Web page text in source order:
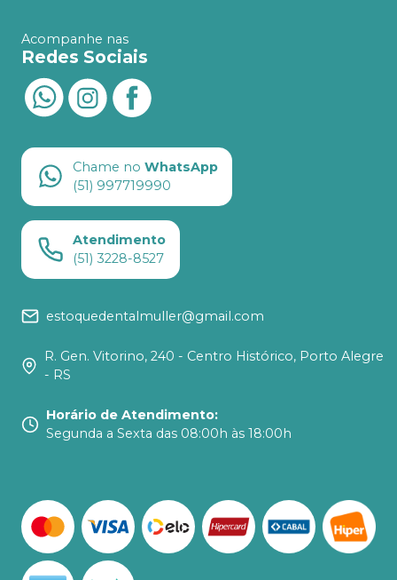
Acompanhe nas
Redes Sociais
Chame no WhatsApp
(51) 997719990
Atendimento
(51) 3228-8527
estoquedentalmuller@gmail.com
R. Gen. Vitorino, 240 - Centro Histórico, Porto Alegre
- RS
Horário de Atendimento:
Segunda a Sexta das 08:00h às 18:00h